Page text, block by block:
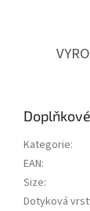
Kategorie:
EAN:
Size:
Dotyková